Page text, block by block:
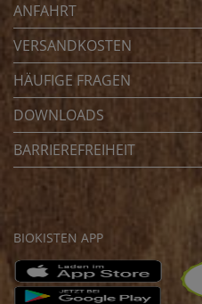
ANFAHRT
VERSANDKOSTEN
HÄUFIGE FRAGEN
DOWNLOADS
BARRIEREFREIHEIT
BIOKISTEN APP